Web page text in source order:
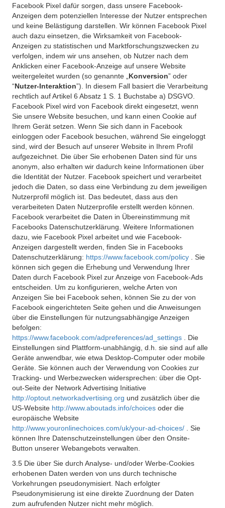
Facebook Pixel dafür sorgen, dass unsere Facebook-
Anzeigen dem potenziellen Interesse der Nutzer entsprechen
und keine Belästigung darstellen. Wir können Facebook Pixel
auch dazu einsetzen, die Wirksamkeit von Facebook-
Anzeigen zu statistischen und Marktforschungszwecken zu
verfolgen, indem wir uns ansehen, ob Nutzer nach dem
Anklicken einer Facebook-Anzeige auf unsere Website
weitergeleitet wurden (so genannte „ Konversion” oder
“Nutzer-Interaktion”). In diesem Fall basiert die Verarbeitung
rechtlich auf Artikel 6 Absatz 1 S. 1 Buchstabe a) DSGVO.
Facebook Pixel wird von Facebook direkt eingesetzt, wenn
Sie unsere Website besuchen, und kann einen Cookie auf
Ihrem Gerät setzen. Wenn Sie sich dann in Facebook
einloggen oder Facebook besuchen, während Sie eingeloggt
sind, wird der Besuch auf unserer Website in Ihrem Profil
aufgezeichnet. Die über Sie erhobenen Daten sind für uns
anonym, also erhalten wir dadurch keine Informationen über
die Identität der Nutzer. Facebook speichert und verarbeitet
jedoch die Daten, so dass eine Verbindung zu dem jeweiligen
Nutzerprofil möglich ist. Das bedeutet, dass aus den
verarbeiteten Daten Nutzerprofile erstellt werden können.
Facebook verarbeitet die Daten in Übereinstimmung mit
Facebooks Datenschutzerklärung. Weitere Informationen
dazu, wie Facebook Pixel arbeitet und wie Facebook-
Anzeigen dargestellt werden, finden Sie in Facebooks
Datenschutzerklärung: https://www.facebook.com/policy
. Sie
können sich gegen die Erhebung und Verwendung Ihrer
Daten durch Facebook Pixel zur Anzeige von Facebook-Ads
entscheiden. Um zu konfigurieren, welche Arten von
Anzeigen Sie bei Facebook sehen, können Sie zu der von
Facebook eingerichteten Seite gehen und die Anweisungen
über die Einstellungen für nutzungsabhängige Anzeigen
befolgen:
https://www.facebook.com/adpreferences/ad_settings
. Die
Einstellungen sind Plattform-unabhängig, d.h. sie sind auf alle
Geräte anwendbar, wie etwa Desktop-Computer oder mobile
Geräte. Sie können auch der Verwendung von Cookies zur
Tracking- und Werbezwecken widersprechen: über die Opt-
out-Seite der Network Advertising Initiative
http://optout.networkadvertising.org und zusätzlich über die
US-Website http://www.aboutads.info/choices oder die
europäische Website
http://www.youronlinechoices.com/uk/your-ad-choices/
. Sie
können Ihre Datenschutzeinstellungen über den Onsite-
Button unserer Webangebots verwalten.
3.5 Die über Sie durch Analyse- und/oder Werbe-Cookies
erhobenen Daten werden von uns durch technische
Vorkehrungen pseudonymisiert. Nach erfolgter
Pseudonymisierung ist eine direkte Zuordnung der Daten
zum aufrufenden Nutzer nicht mehr möglich.